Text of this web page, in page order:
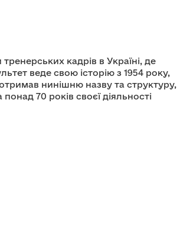
кадрів в Україні, де
веде свою історію з 1954 року,
нинішню назву та структуру,
70 років своєї діяльності